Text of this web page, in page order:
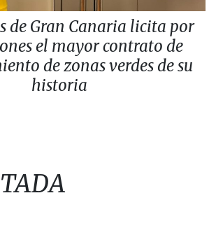
de Gran Canaria licita por
el mayor contrato de
de zonas verdes de su
historia